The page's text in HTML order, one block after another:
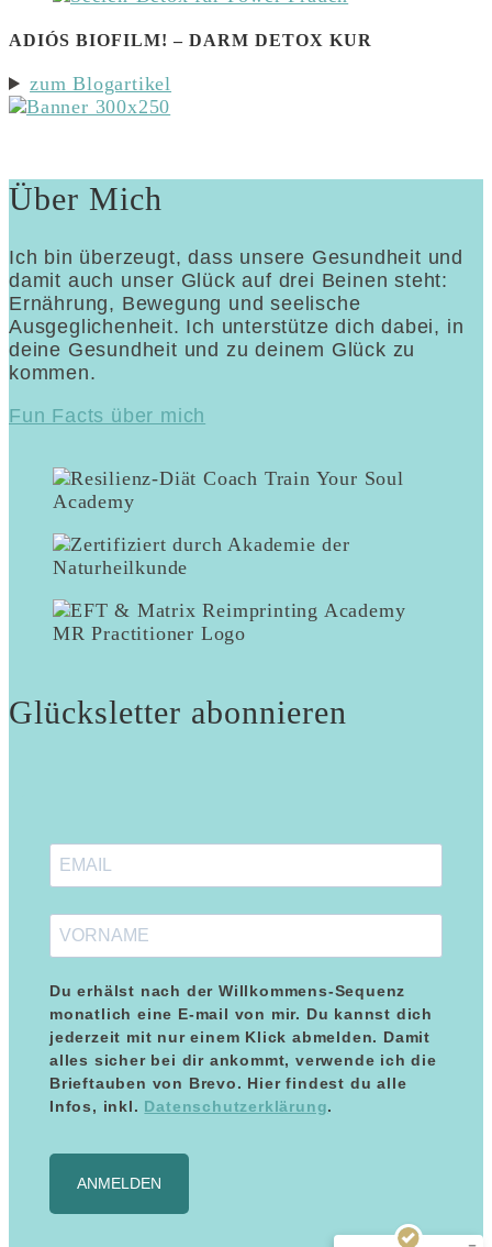
ADIÓS BIOFILM! – DARM DETOX KUR
zum Blogartikel
Über Mich
Ich bin überzeugt, dass unsere Gesundheit und
damit auch unser Glück auf drei Beinen steht:
Ernährung, Bewegung und seelische
Ausgeglichenheit. Ich unterstütze dich dabei, in
deine Gesundheit und zu deinem Glück zu
kommen.
Fun Facts über mich
Glücksletter abonnieren
Du erhälst nach der Willkommens-Sequenz
monatlich eine E-mail von mir. Du kannst dich
jederzeit mit nur einem Klick abmelden. Damit
alles sicher bei dir ankommt, verwende ich die
Brieftauben von Brevo. Hier findest du alle
Infos, inkl. Datenschutzerklärung.
ANMELDEN
Kundenbewertungen und Erfahrungen zu